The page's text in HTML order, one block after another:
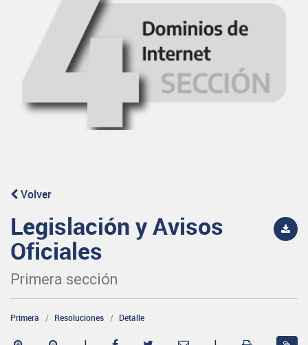
Volver
Legislación y Avisos
Oficiales
Primera sección
Primera Resoluciones Detalle